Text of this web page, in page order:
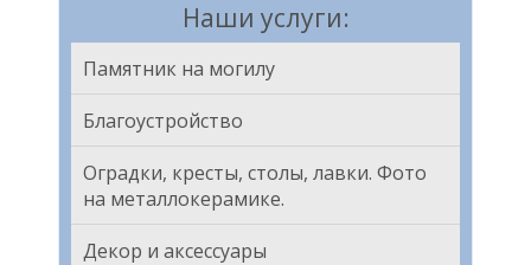
Наши услуги:
Памятник на могилу
Благоустройство
Оградки, кресты, столы, лавки. Фото
на металлокерамике.
Декор и аксессуары